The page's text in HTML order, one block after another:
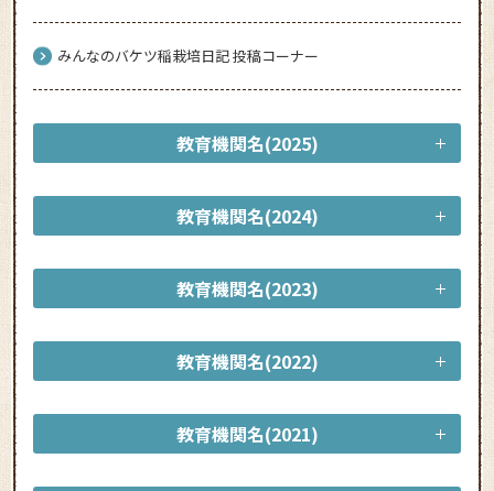
みんなのバケツ稲栽培日記 投稿コーナー
教育機関名(2025)
教育機関名(2024)
教育機関名(2023)
教育機関名(2022)
教育機関名(2021)